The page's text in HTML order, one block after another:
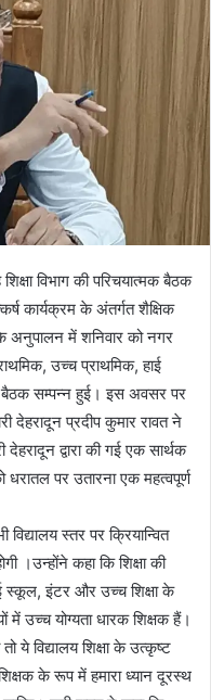
विभाग की परिचयात्मक बैठक
कार्यक्रम के अंतर्गत शैक्षिक
अनुपालन में शनिवार को नगर
उच्च प्राथमिक, हाई
बैठक सम्पन्न हुई। इस अवसर पर
देहरादून प्रदीप कुमार रावत ने
द्वारा की गई एक सार्थक
पर उतारना एक महत्वपूर्ण
स्तर पर क्रियान्वित
।उन्होंने कहा कि शिक्षा की
स्कूल, इंटर और उच्च शिक्षा के
में उच्च योग्यता धारक शिक्षक हैं।
ये विद्यालय शिक्षा के उत्कृष्ट
के रूप में हमारा ध्यान दूरस्थ